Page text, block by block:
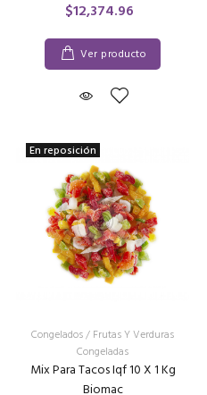
$12,374.96
Ver producto
En reposición
Congelados/ Frutas Y Verduras
Congeladas
Mix Para Tacos Iqf 10 X 1 Kg
Biomac